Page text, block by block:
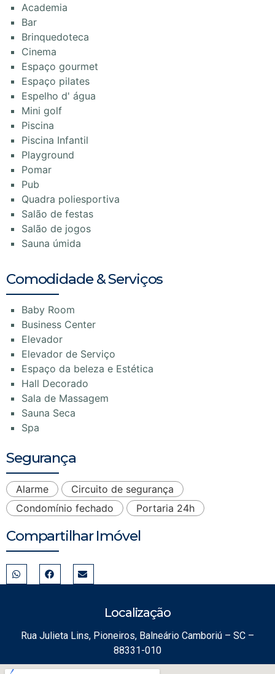
Academia
Bar
Brinquedoteca
Cinema
Espaço gourmet
Espaço pilates
Espelho d' água
Mini golf
Piscina
Piscina Infantil
Playground
Pomar
Pub
Quadra poliesportiva
Salão de festas
Salão de jogos
Sauna úmida
Comodidade & Serviços
Baby Room
Business Center
Elevador
Elevador de Serviço
Espaço da beleza e Estética
Hall Decorado
Sala de Massagem
Sauna Seca
Spa
Segurança
Alarme
Circuito de segurança
Condomínio fechado
Portaria 24h
Compartilhar Imóvel
Localização
Rua Julieta Lins, Pioneiros, Balneário Camboriú – SC –
88331-010